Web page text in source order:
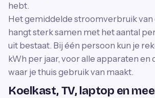
hebt.
Het gemiddelde stroomverbruik van
hangt sterk samen met het aantal
uit bestaat. Bij één persoon kun je
kWh per jaar, voor alle apparaten en
waar je thuis gebruik van maakt.
Koelkast, TV, laptop en